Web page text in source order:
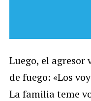
Luego, el
de fuego: «Los
La familia teme